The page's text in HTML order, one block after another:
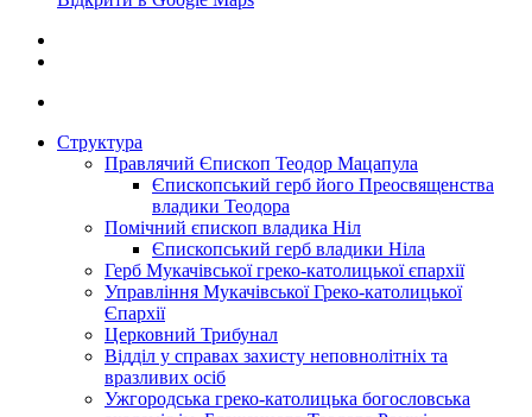
Структура
Правлячий Єпископ Теодор Мацапула
Єпископський герб його Преосвященства
владики Теодора
Помічний єпископ владика Ніл
Єпископський герб владики Ніла
Герб Мукачівської греко-католицької єпархії
Управління Мукачівської Греко-католицької
Єпархії
Церковний Трибунал
Відділ у справах захисту неповнолітніх та
вразливих осіб
Ужгородська греко-католицька богословська